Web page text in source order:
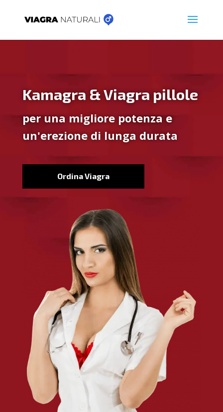
Kamagra & Viagra pillole
per una migliore potenza e
un'erezione di lunga durata
Ordina Viagra